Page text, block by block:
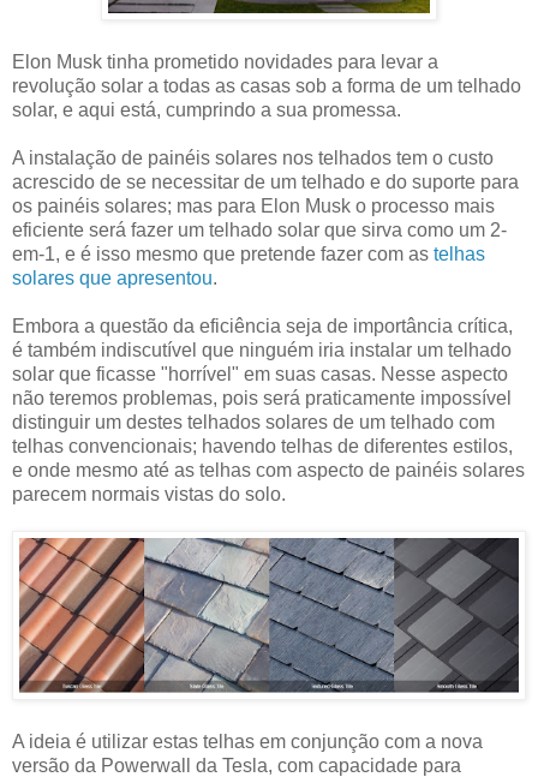
Elon Musk tinha prometido novidades para levar a
revolução solar a todas as casas sob a forma de um telhado
solar, e aqui está, cumprindo a sua promessa.
A instalação de painéis solares nos telhados tem o custo
acrescido de se necessitar de um telhado e do suporte para
os painéis solares; mas para Elon Musk o processo mais
eficiente será fazer um telhado solar que sirva como um 2-
em-1, e é isso mesmo que pretende fazer com as telhas
solares que apresentou.
Embora a questão da eficiência seja de importância crítica,
é também indiscutível que ninguém iria instalar um telhado
solar que ficasse "horrível" em suas casas. Nesse aspecto
não teremos problemas, pois será praticamente impossível
distinguir um destes telhados solares de um telhado com
telhas convencionais; havendo telhas de diferentes estilos,
e onde mesmo até as telhas com aspecto de painéis solares
parecem normais vistas do solo.
A ideia é utilizar estas telhas em conjunção com a nova
versão da Powerwall da Tesla, com capacidade para